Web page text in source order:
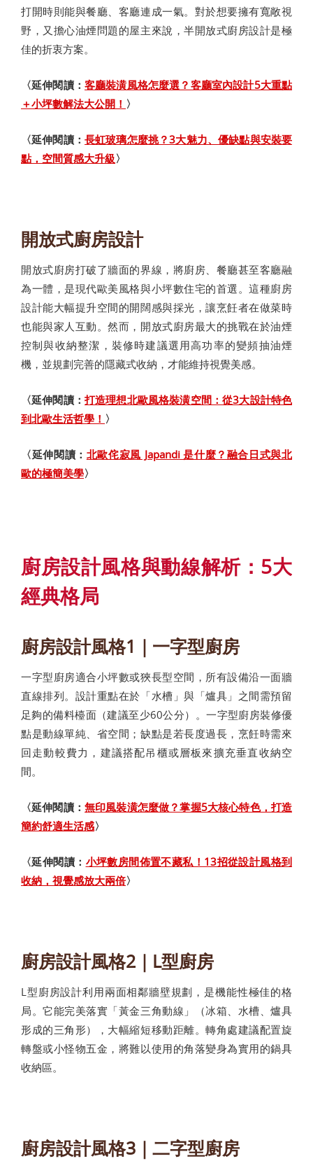
打開時則能與餐廳、客廳連成一氣。對於想要擁有寬敞視
野，又擔心油煙問題的屋主來說，半開放式廚房設計是極
佳的折衷方案。
〈延伸閱讀： 客廳裝潢風格怎麼選？客廳室內設計5大重點
＋小坪數解法大公開！ 〉
〈延伸閱讀： 長虹玻璃怎麼挑？3大魅力、優缺點與安裝要
點，空間質感大升級〉
開放式廚房設計
開放式廚房打破了牆面的界線，將廚房、餐廳甚至客廳融
為一體，是現代歐美風格與小坪數住宅的首選。這種廚房
設計能大幅提升空間的開闊感與採光，讓烹飪者在做菜時
也能與家人互動。然而，開放式廚房最大的挑戰在於油煙
控制與收納整潔，裝修時建議選用高功率的變頻抽油煙
機，並規劃完善的隱藏式收納，才能維持視覺美感。
〈延伸閱讀：打造理想北歐風格裝潢空間：從3大設計特色
到北歐生活哲學！ 〉
〈延伸閱讀： 北歐侘寂風 Japandi 是什麼？融合日式與北
歐的極簡美學〉
廚房設計風格與動線解析：5大
經典格局
廚房設計風格1｜一字型廚房
一字型廚房適合小坪數或狹長型空間，所有設備沿一面牆
直線排列。設計重點在於「水槽」與「爐具」之間需預留
足夠的備料檯面（建議至少60公分）。一字型廚房裝修優
點是動線單純、省空間；缺點是若長度過長，烹飪時需來
回走動較費力，建議搭配吊櫃或層板來擴充垂直收納空
間。
〈延伸閱讀： 無印風裝潢怎麼做？掌握5大核心特色，打造
簡約舒適生活感〉
〈延伸閱讀： 小坪數房間佈置不藏私！13招從設計風格到
收納，視覺感放大兩倍〉
廚房設計風格2｜L型廚房
L型廚房設計利用兩面相鄰牆壁規劃，是機能性極佳的格
局。它能完美落實「黃金三角動線」（冰箱、水槽、爐具
形成的三角形），大幅縮短移動距離。轉角處建議配置旋
轉盤或小怪物五金，將難以使用的角落變身為實用的鍋具
收納區。
廚房設計風格3｜二字型廚房